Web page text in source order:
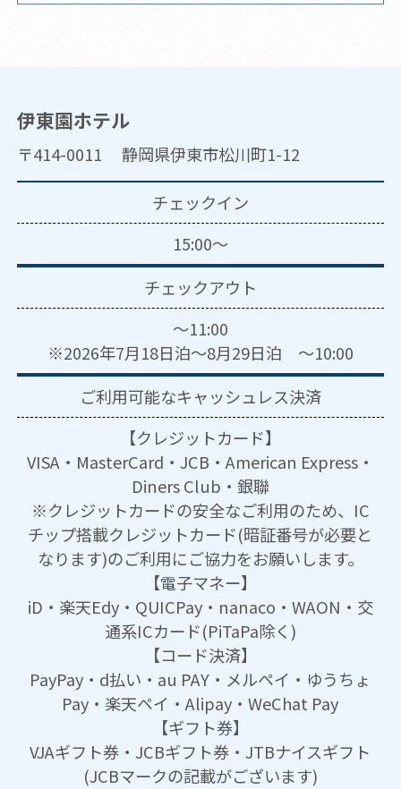
伊東園ホテル
〒414-0011 静岡県伊東市松川町1-12
チェックイン
15:00～
チェックアウト
～11:00
※2026年7月18日泊～8月29日泊 ～10:00
ご利用可能なキャッシュレス決済
【クレジットカード】
VISA・MasterCard・JCB・American Express・
Diners Club・銀聯
※クレジットカードの安全なご利用のため、IC
チップ搭載クレジットカード(暗証番号が必要と
なります)のご利用にご協力をお願いします。
【電子マネー】
iD・楽天Edy・QUICPay・nanaco・WAON・交
通系ICカード(PiTaPa除く)
【コード決済】
PayPay・d払い・au PAY・メルペイ・ゆうちょ
Pay・楽天ペイ・Alipay・WeChat Pay
【ギフト券】
VJAギフト券・JCBギフト券・JTBナイスギフト
(JCBマークの記載がございます)